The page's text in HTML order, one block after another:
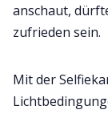
anschaut,
zufrieden sein.
Mit der